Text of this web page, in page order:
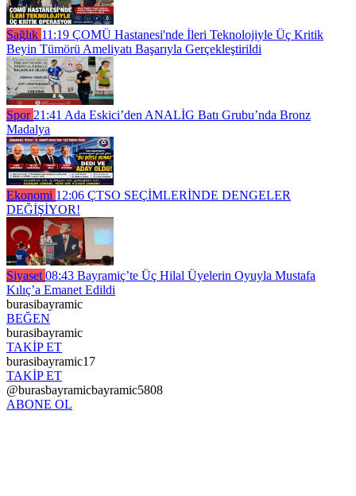
Sağlık 11:19 ÇOMÜ Hastanesi'nde İleri Teknolojiyle Üç Kritik
Beyin Tümörü Ameliyatı Başarıyla Gerçekleştirildi
Spor 21:41 Ada Eskici’den ANALİG Batı Grubu’nda Bronz
Madalya
Ekonomi 12:06 ÇTSO SEÇİMLERİNDE DENGELER
DEĞİŞİYOR!
Siyaset 08:43 Bayramiç’te Üç Hilal Üyelerin Oyuyla Mustafa
Kılıç’a Emanet Edildi
burasibayramic
BEĞEN
burasibayramic
TAKİP ET
burasibayramic17
TAKİP ET
@burasbayramicbayramic5808
ABONE OL